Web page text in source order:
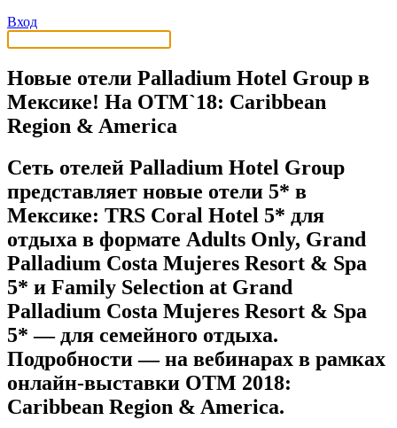
Вход
Новые отели Palladium Hotel Group в
Мексике! На ОТМ`18: Caribbean
Region & America
Сеть отелей Palladium Hotel Group
представляет новые отели 5* в
Мексике: TRS Coral Hotel 5* для
отдыха в формате Adults Only, Grand
Palladium Costa Mujeres Resort & Spa
5* и Family Selection at Grand
Palladium Costa Mujeres Resort & Spa
5* — для семейного отдыха.
Подробности — на вебинарах в рамках
онлайн-выставки ОТМ 2018:
Caribbean Region & America.